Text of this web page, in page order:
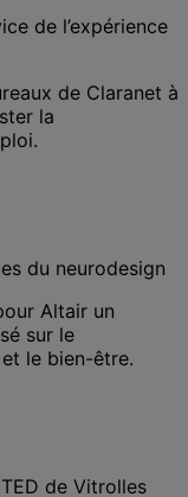
de l’expérience
de Claranet à
la
du neurodesign
Altair un
sur le
le bien-être.
de Vitrolles